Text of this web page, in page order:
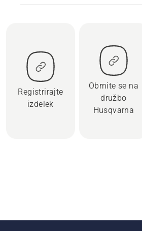
Registrirajte
izdelek
Obrnite se na
družbo
Husqvarna